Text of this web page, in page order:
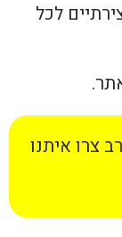
לכל
צרו איתנו